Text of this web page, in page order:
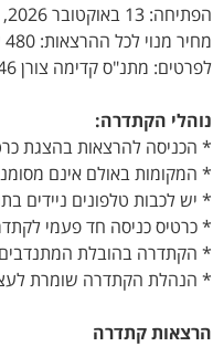
הפתיחה: 13 באוקטובר 2026, 10:00: התכנסות, 10:30: תחילת ההרצאה.
מחיר מנוי לכל ההרצאות: 480 שקלים לחברי מועדון "ותיקים ונהנים", מחיר רגיל:560 שקלים, מחיר להרצאה בודדת: 45 שקלים.
לפרטים: מתנ"ס קדימה צורן 09-8991446, כתובת אודיטוריום צורן: דרך לב השרון 1.
נוהלי הקתדרה:
* הכניסה להרצאות בהצגת
* המקומות באולם אינם
* יש לכבות טלפונים ניידים
* כרטיס כניסה חד פעמי
* הקתדרה בהובלת המתנדבים
* הנהלת הקתדרה שומרת
הרצאות קתדרה